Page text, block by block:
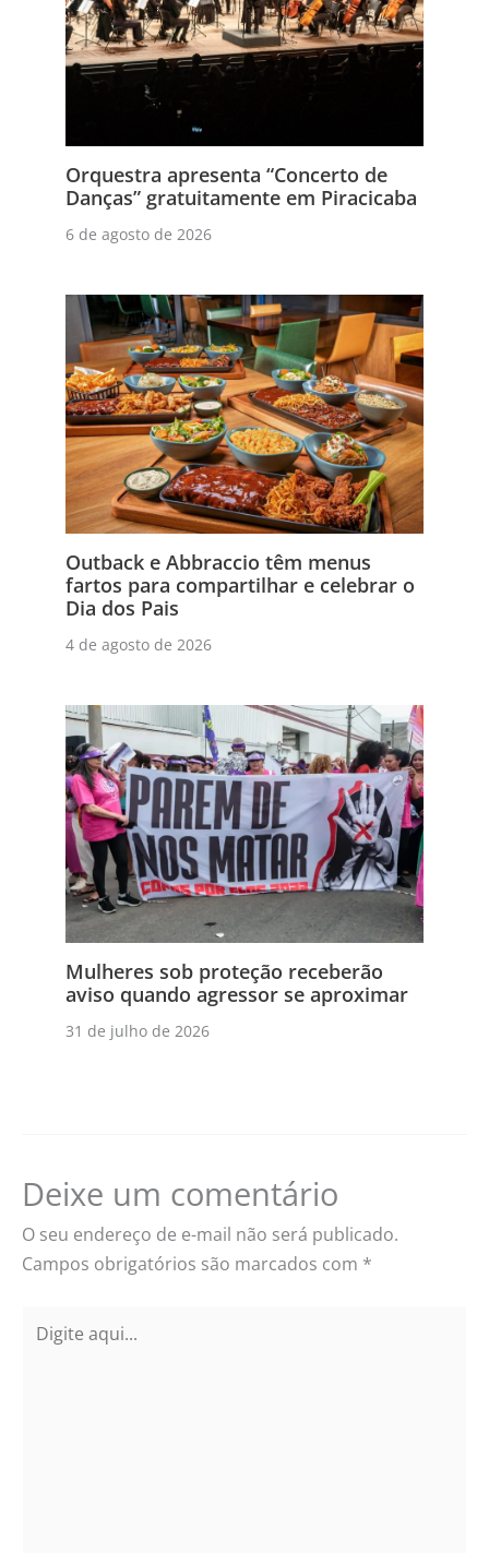
Orquestra apresenta “Concerto de
Danças” gratuitamente em Piracicaba
6 de agosto de 2026
Outback e Abbraccio têm menus
fartos para compartilhar e celebrar o
Dia dos Pais
4 de agosto de 2026
Mulheres sob proteção receberão
aviso quando agressor se aproximar
31 de julho de 2026
Deixe um comentário
O seu endereço de e-mail não será publicado.
Campos obrigatórios são marcados com *
aqui...